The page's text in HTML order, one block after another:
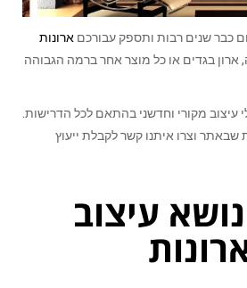
כבר שנים רבות ותספק עבורכם ארונות
ארון בגדים או כל מוצר אחר ברמה הגבוהה
עיצוב מקורי וחדשני בהתאם לכל הדרישות.
שבאתר וצרו איתנו קשר לקבלת ייעוץ
עיצוב